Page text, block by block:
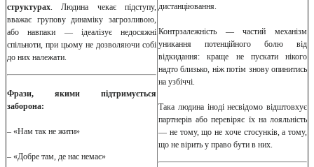
структурах. Людина чекає підступу,
вважає групову динаміку загрозливою,
або навпаки — ідеалізує недосяжні
спільноти, при цьому не дозволяючи собі
до них належати.
Фрази, якими підтримується
заборона:
– «Нам так не жити»
– «Добре там, де нас немає»
дистанціювання.
Контрзалежність — частий механізм
уникання потенційного болю від
відкидання: краще не пускати нікого
надто близько, ніж потім знову опинитись
на узбіччі.
Така людина іноді несвідомо відштовхує
партнерів або перевіряє їх на лояльність
— не тому, що не хоче стосунків, а тому,
що не вірить у право бути в них.